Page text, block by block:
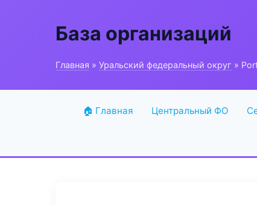
База организаций
Главная » Уральский федеральный округ »
🏠 Главная Центральный ФО